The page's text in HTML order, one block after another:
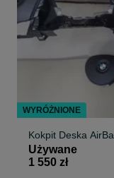
Kokpit Deska
Używane
1 550 zł
WYRÓŻNIONE